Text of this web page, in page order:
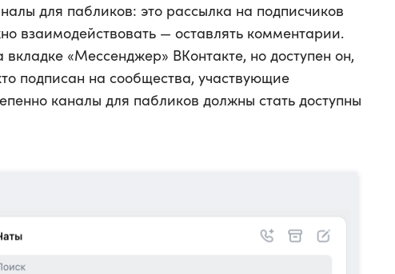
для пабликов: это рассылка на подписчиков
взаимодействовать — оставлять комментарии.
«Мессенджер» ВКонтакте, но доступен он,
подписан на сообщества, участвующие
каналы для пабликов должны стать доступны